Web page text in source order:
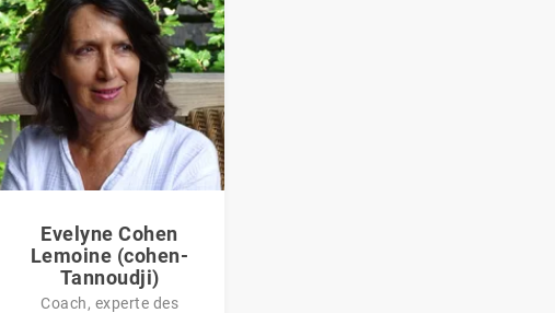
Evelyne Cohen
Lemoine (cohen-
Tannoudji)
Coach, experte des